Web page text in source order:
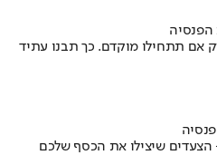
הפנסיה
אם תתחילו מוקדם. כך תבנו עתיד
שיצילו את הכסף שלכם